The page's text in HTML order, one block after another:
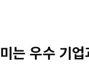
는 우수 기